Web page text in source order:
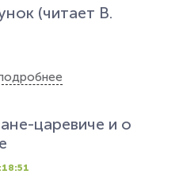
(читает В.
царевиче и о